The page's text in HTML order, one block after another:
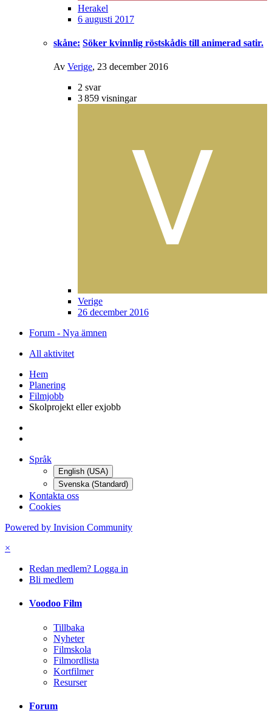
Herakel
6 augusti 2017
skåne: Söker kvinnlig röstskådis till animerad satir.
Av Verige, 23 december 2016
2 svar
3 859 visningar
Verige
26 december 2016
Forum - Nya ämnen
All aktivitet
Hem
Planering
Filmjobb
Skolprojekt eller exjobb
Språk
English (USA)
Svenska (Standard)
Kontakta oss
Cookies
Powered by Invision Community
×
Redan medlem? Logga in
Bli medlem
Voodoo Film
Tillbaka
Nyheter
Filmskola
Filmordlista
Kortfilmer
Resurser
Forum